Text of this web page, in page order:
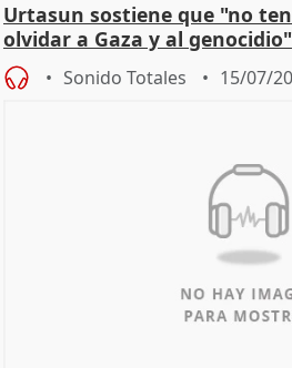
Urtasun sostiene que "no
olvidar a Gaza y al genocidio"
Sonido Totales 15/07/